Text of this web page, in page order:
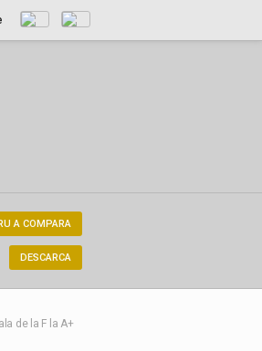
A COMPARA
DESCARCA
de la F la A+